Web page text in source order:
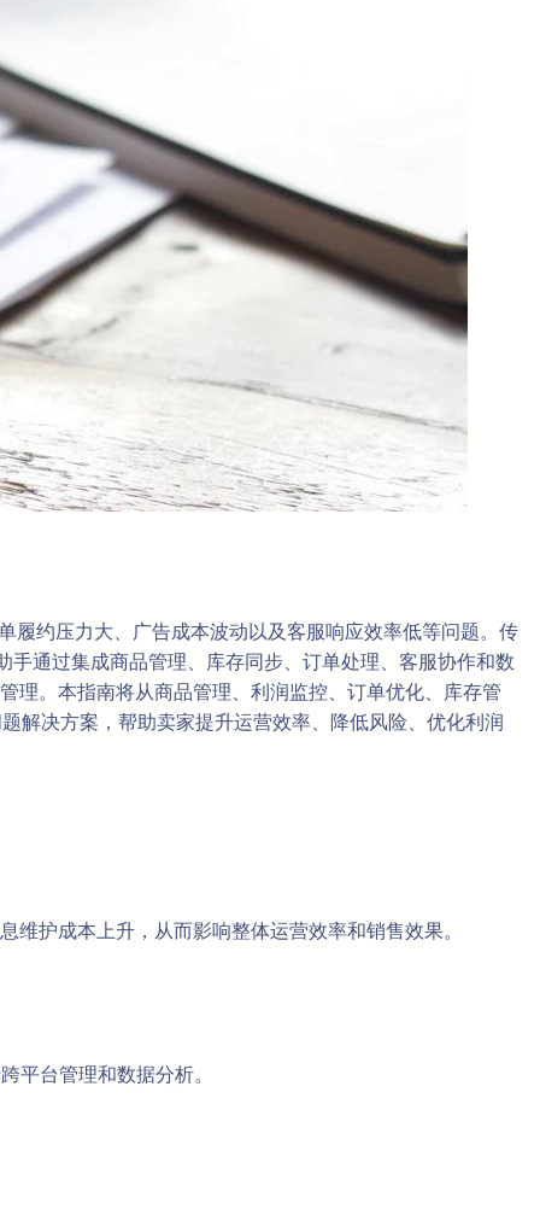
履约压力大、广告成本波动以及客服响应效率低等问题。传
通过集成商品管理、库存同步、订单处理、客服协作和数
理。本指南将从商品管理、利润监控、订单优化、库存管
解决方案，帮助卖家提升运营效率、降低风险、优化利润
护成本上升，从而影响整体运营效率和销售效果。
平台管理和数据分析。